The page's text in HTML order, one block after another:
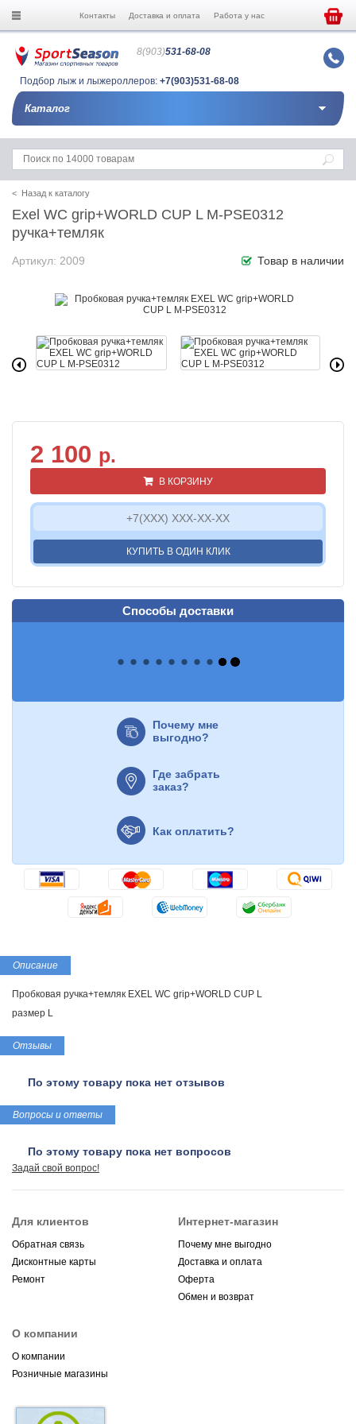
Контакты Доставка и оплата Работа у нас
8(903)531-68-08
Подбор лыж и лыжероллеров: +7(903)531-68-08
Каталог
< Назад к каталогу
Exel WC grip+WORLD CUP L M-PSE0312
ручка+темляк
Артикул: 2009 Товар в наличии
2 100 р.
В КОРЗИНУ
КУПИТЬ В ОДИН КЛИК
Способы доставки
Почему мне
выгодно?
Где забрать
заказ?
Как оплатить?
Описание
Пробковая ручка+темляк EXEL WC grip+WORLD CUP L
размер L
Отзывы
По этому товару пока нет отзывов
Вопросы и ответы
По этому товару пока нет вопросов
Задай свой вопрос!
Для клиентов
Обратная связь
Дисконтные карты
Ремонт
Интернет-магазин
Почему мне выгодно
Доставка и оплата
Оферта
Обмен и возврат
О компании
О компании
Розничные магазины